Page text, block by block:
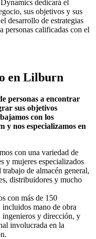
dedicará el
sus objetivos y sus
desarrollo de estrategias
personas calificadas con el
en Lilburn
personas a encontrar
sus objetivos
con los
y nos especializamos en
con una variedad de
y mujeres especializados
de almacén general,
distribuidores y mucho
con más de 150
incluidos mano de obra
ingenieros y dirección, y
involucrada en la